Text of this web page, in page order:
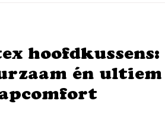
hoofdkussens:
én ultiem